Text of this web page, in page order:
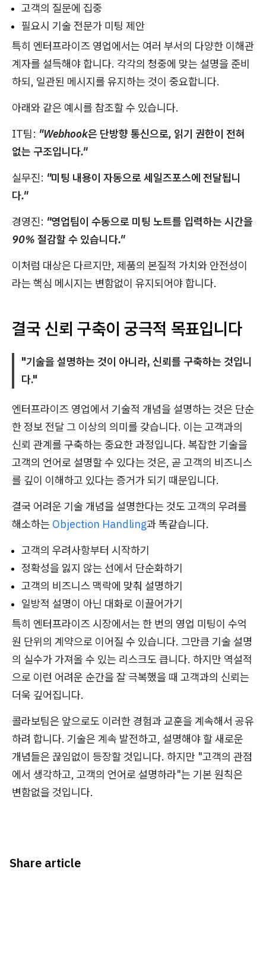
고객의 질문에 집중
필요시 기술 전문가 미팅 제안
특히 엔터프라이즈 영업에서는 여러 부서의 다양한 이해관
계자를 설득해야 합니다. 각각의 청중에 맞는 설명을 준비
하되, 일관된 메시지를 유지하는 것이 중요합니다.
아래와 같은 예시를 참조할 수 있습니다.
IT팀: "Webhook은 단방향 통신으로, 읽기 권한이 전혀
없는 구조입니다."
실무진: "미팅 내용이 자동으로 세일즈포스에 전달됩니
다."
경영진: "영업팀이 수동으로 미팅 노트를 입력하는 시간을
90% 절감할 수 있습니다."
이처럼 대상은 다르지만, 제품의 본질적 가치와 안전성이
라는 핵심 메시지는 변함없이 유지되어야 합니다.
결국 신뢰 구축이 궁극적 목표입니다
"기술을 설명하는 것이 아니라, 신뢰를 구축하는 것입니
다."
엔터프라이즈 영업에서 기술적 개념을 설명하는 것은 단순
한 정보 전달 그 이상의 의미를 갖습니다. 이는 고객과의
신뢰 관계를 구축하는 중요한 과정입니다. 복잡한 기술을
고객의 언어로 설명할 수 있다는 것은, 곧 고객의 비즈니스
를 깊이 이해하고 있다는 증거가 되기 때문입니다.
결국 어려운 기술 개념을 설명한다는 것도 고객의 우려를
해소하는 Objection Handling과 똑같습니다.
고객의 우려사항부터 시작하기
정확성을 잃지 않는 선에서 단순화하기
고객의 비즈니스 맥락에 맞춰 설명하기
일방적 설명이 아닌 대화로 이끌어가기
특히 엔터프라이즈 시장에서는 한 번의 영업 미팅이 수억
원 단위의 계약으로 이어질 수 있습니다. 그만큼 기술 설명
의 실수가 가져올 수 있는 리스크도 큽니다. 하지만 역설적
으로 이런 어려운 순간을 잘 극복했을 때 고객과의 신뢰는
더욱 깊어집니다.
콜라보팀은 앞으로도 이러한 경험과 교훈을 계속해서 공유
하려 합니다. 기술은 계속 발전하고, 설명해야 할 새로운
개념들은 끊임없이 등장할 것입니다. 하지만 "고객의 관점
에서 생각하고, 고객의 언어로 설명하라"는 기본 원칙은
변함없을 것입니다.
Share article